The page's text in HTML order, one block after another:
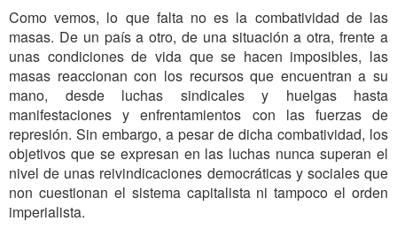
Como vemos, lo que falta no es la combatividad de las
masas. De un país a otro, de una situación a otra, frente a
unas condiciones de vida que se hacen imposibles, las
masas reaccionan con los recursos que encuentran a su
mano, desde luchas sindicales y huelgas hasta
manifestaciones y enfrentamientos con las fuerzas de
represión. Sin embargo, a pesar de dicha combatividad, los
objetivos que se expresan en las luchas nunca superan el
nivel de unas reivindicaciones democráticas y sociales que
non cuestionan el sistema capitalista ni tampoco el orden
imperialista.